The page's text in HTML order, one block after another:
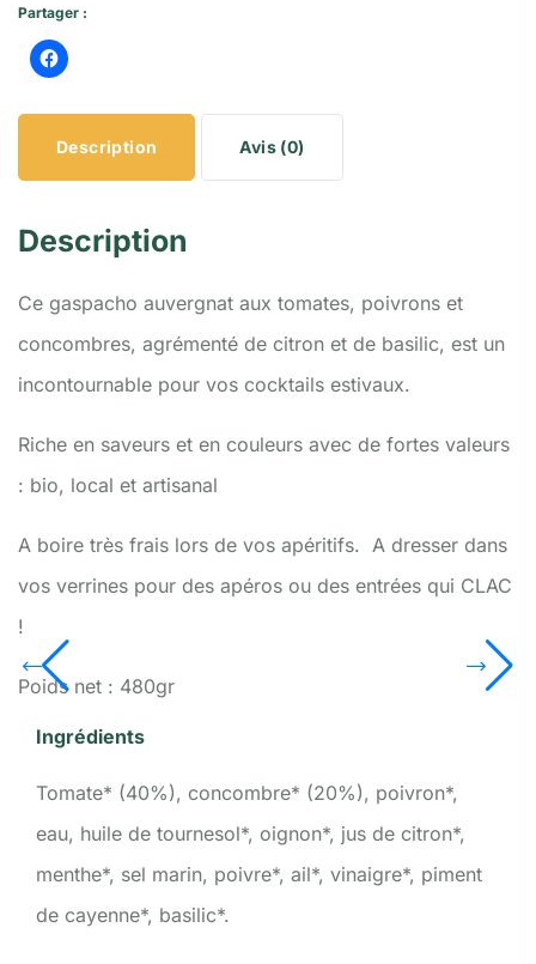
Partager :
Description Avis (0)
Description
Ce gaspacho auvergnat aux tomates, poivrons et
concombres, agrémenté de citron et de basilic, est un
incontournable pour vos cocktails estivaux.
Riche en saveurs et en couleurs avec de fortes valeurs
: bio, local et artisanal
A boire très frais lors de vos apéritifs. A dresser dans
vos verrines pour des apéros ou des entrées qui CLAC
!
Poids net : 480gr
Ingrédients
Tomate* (40%), concombre* (20%), poivron*,
eau, huile de tournesol*, oignon*, jus de citron*,
menthe*, sel marin, poivre*, ail*, vinaigre*, piment
de cayenne*, basilic*.